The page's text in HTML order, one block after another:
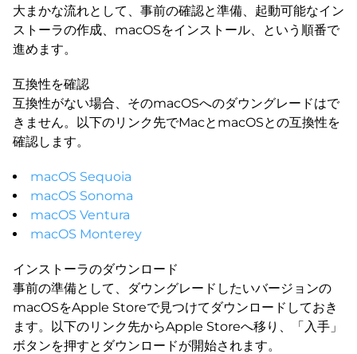
大まかな流れとして、事前の確認と準備、起動可能なイン
ストーラの作成、macOSをインストール、という順番で
進めます。
互換性を確認
互換性がない場合、そのmacOSへのダウングレードはで
きません。以下のリンク先でMacとmacOSとの互換性を
確認します。
macOS Sequoia
macOS Sonoma
macOS Ventura
macOS Monterey
インストーラのダウンロード
事前の準備として、ダウングレードしたいバージョンの
macOSをApple Storeで見つけてダウンロードしておき
ます。以下のリンク先からApple Storeへ移り、「入手」
ボタンを押すとダウンロードが開始されます。